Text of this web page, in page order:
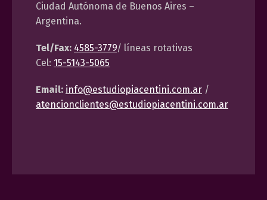
Ciudad Autónoma de Buenos Aires –
Argentina.
Tel/Fax: 4585-3779/ líneas rotativas
Cel: 15-5143-5065
Email: info@estudiopiacentini.com.ar /
atencionclientes@estudiopiacentini.com.ar